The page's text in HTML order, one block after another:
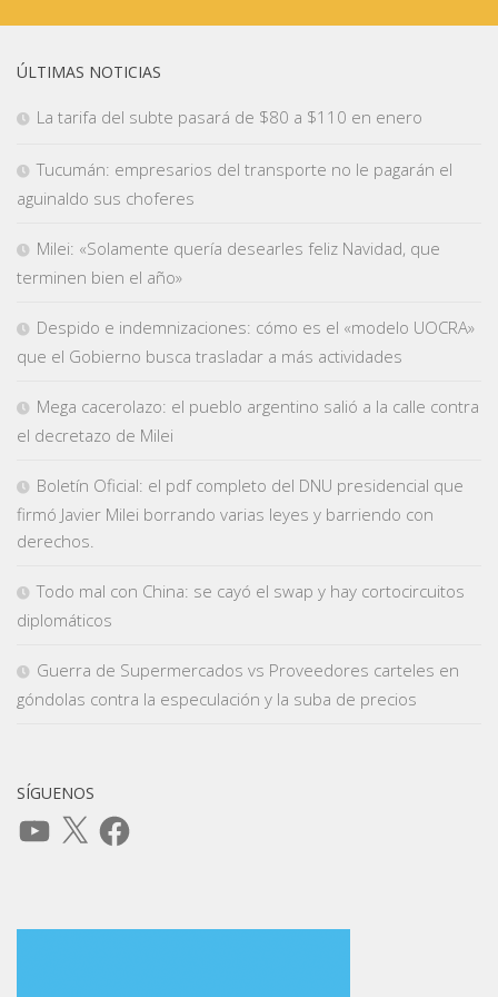
ÚLTIMAS NOTICIAS
La tarifa del subte pasará de $80 a $110 en enero
Tucumán: empresarios del transporte no le pagarán el
aguinaldo sus choferes
Milei: «Solamente quería desearles feliz Navidad, que
terminen bien el año»
Despido e indemnizaciones: cómo es el «modelo UOCRA»
que el Gobierno busca trasladar a más actividades
Mega cacerolazo: el pueblo argentino salió a la calle contra
el decretazo de Milei
Boletín Oficial: el pdf completo del DNU presidencial que
firmó Javier Milei borrando varias leyes y barriendo con
derechos.
Todo mal con China: se cayó el swap y hay cortocircuitos
diplomáticos
Guerra de Supermercados vs Proveedores carteles en
góndolas contra la especulación y la suba de precios
SÍGUENOS
YouTube
X Facebook